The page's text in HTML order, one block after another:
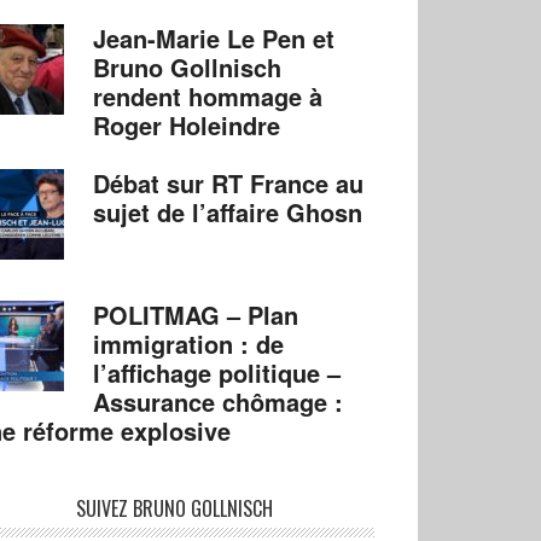
Jean-Marie Le Pen et
Bruno Gollnisch
rendent hommage à
Roger Holeindre
Débat sur RT France au
sujet de l’affaire Ghosn
POLITMAG – Plan
immigration : de
l’affichage politique –
Assurance chômage :
réforme explosive
SUIVEZ BRUNO GOLLNISCH